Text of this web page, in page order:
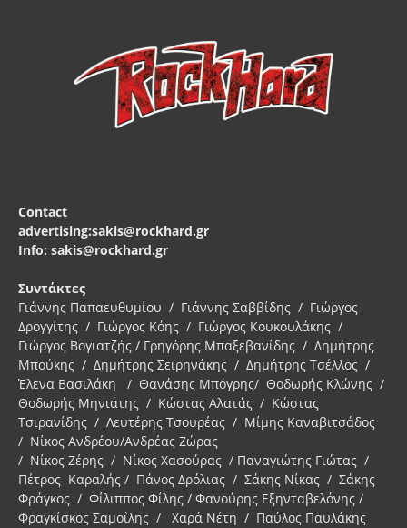
Contact
advertising:sakis@rockhard.gr
Info: sakis@rockhard.gr
Συντάκτες
Γιάννης Παπαευθυμίου / Γιάννης Σαββίδης / Γιώργος
Δρογγίτης / Γιώργος Κόης / Γιώργος Κουκουλάκης /
Γιώργος Βογιατζής / Γρηγόρης Μπαξεβανίδης / Δημήτρης
Μπούκης / Δημήτρης Σειρηνάκης / Δημήτρης Τσέλλος /
Έλενα Βασιλάκη / Θανάσης Μπόγρης/ Θοδωρής Κλώνης /
Θοδωρής Μηνιάτης / Κώστας Αλατάς / Κώστας
Τσιρανίδης / Λευτέρης Τσουρέας / Μίμης Καναβιτσάδος
/ Νίκος Ανδρέου/Ανδρέας Ζώρας
/ Νίκος Ζέρης / Νίκος Χασούρας / Παναγιώτης Γιώτας /
Πέτρος Καραλής / Πάνος Δρόλιας / Σάκης Νίκας / Σάκης
Φράγκος / Φίλιππος Φίλης / Φανούρης Εξηνταβελόνης /
Φραγκίσκος Σαμοΐλης / Χαρά Νέτη / Παύλος Παυλάκης